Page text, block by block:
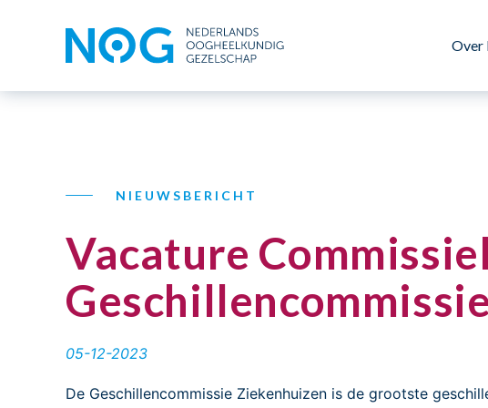
Over
NIEUWSBERICHT
Vacature
05-12-2023
De Geschillencommissie Ziekenhuizen is de grootste